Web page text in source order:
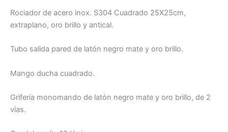
Rociador de acero inox. S304 Cuadrado 25X25cm,
extraplano, oro brillo y antical.
Tubo salida pared de latón negro mate y oro brillo.
Mango ducha cuadrado.
Grifería monomando de latón negro mate y oro brillo, de 2
vías.